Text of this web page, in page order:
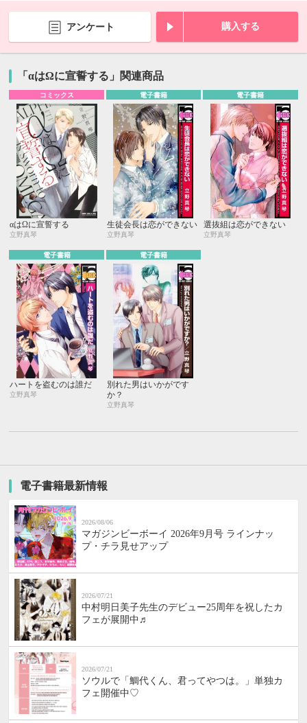
アンケート 購入する
「αはΩに宣誓する」関連商品
コミックス
αはΩに宣誓する
立野真琴
電子書籍
生徒会長は恋ができない
立野真琴
電子書籍
選抜組は恋ができない
立野真琴
電子書籍
ハートを盗むのは誰だ
立野真琴
電子書籍
別れた男はいかがです
か？
立野真琴
電子書籍最新情報
2026/08/06
マガジンビーボーイ 2026年9月号 ラインナッ
プ・チラ見せアップ
2026/07/21
中村明日美子先生のデビュー25周年を祝したカ
フェが展開中♬
2026/07/21
ソウルで「鯛代くん、君ってやつは。」単独カ
フェ開催中♡